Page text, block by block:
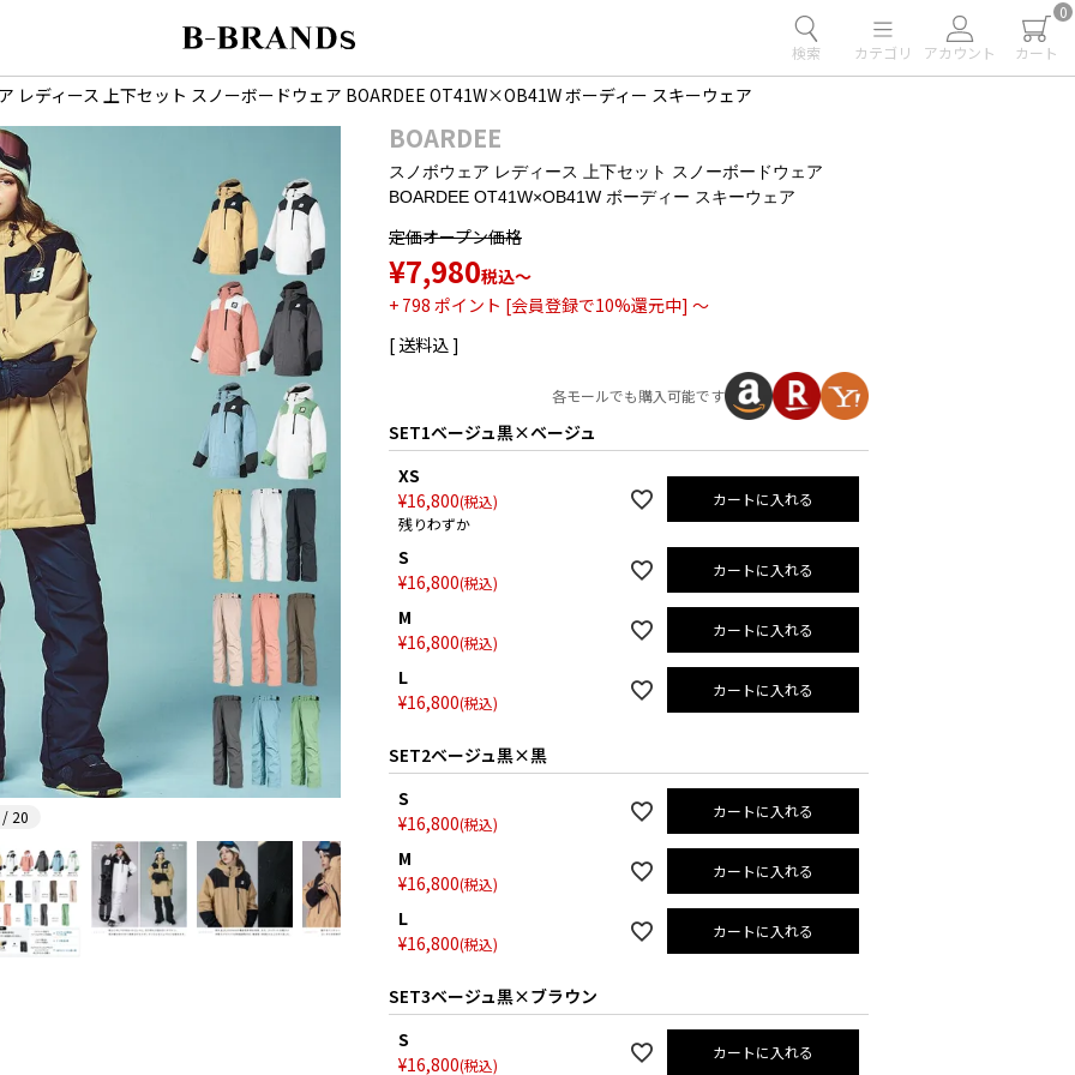
検索 カテゴリ アカウント
0
カート
レディース 上下セット スノーボードウェア BOARDEE OT41W×OB41W ボーディー スキーウェア
20
BOARDEE
スノボウェア レディース 上下セット スノーボードウェア
BOARDEE OT41W×OB41W ボーディー スキーウェア
定価オープン価格
¥7,980税込〜
+ 798 ポイント [会員登録で10%還元中] 〜
送料込
各モールでも購入可能です
SET1ベージュ黒×ベージュ
XS
¥16,800 税込
残りわずか
カートに入れる
S
¥16,800 税込
カートに入れる
M
¥16,800 税込
カートに入れる
L
¥16,800 税込
カートに入れる
SET2ベージュ黒×黒
S
¥16,800 税込
カートに入れる
M
¥16,800 税込
カートに入れる
L
¥16,800 税込
カートに入れる
SET3ベージュ黒×ブラウン
S
¥16,800 税込
カートに入れる